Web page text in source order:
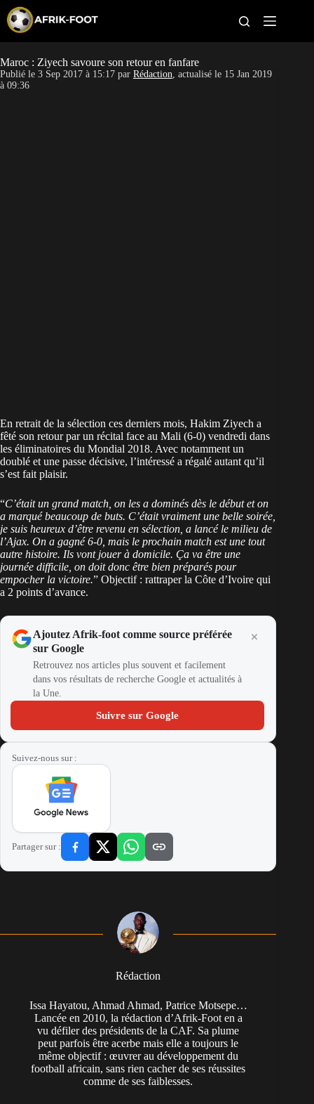
p
t
o
c
CAN féminine
Maroc : Ziyech savoure son retour en fanfare
Publié le 3 Sep 2017 à 15:17 par Rédaction, actualisé le 15 Jan 2019
à 09:36
En retrait de la sélection ces derniers mois, Hakim Ziyech a
fêté son retour par un récital face au Mali (6-0) vendredi dans
les éliminatoires du Mondial 2018. Avec notamment un
doublé et une passe décisive, l’intéressé a régalé autant qu’il
s’est fait plaisir.
“C’était un grand match, on les a dominés dès le début et on
a marqué beaucoup de buts. C’était vraiment une belle soirée,
je suis heureux d’être revenu en sélection, a lancé le milieu de
l’Ajax. On a gagné 6-0, mais le prochain match est une tout
autre histoire. Ils vont jouer à domicile. Ça va être une
journée difficile, on doit donc être bien préparés pour
empocher la victoire.” Objectif : rattraper la Côte d’Ivoire qui
a 2 points d’avance.
Ajoutez Afrik-foot comme source préférée
sur Google
Retrouvez nos articles plus souvent et facilement
dans vos résultats de recherche Google et actualités à
la Une.
Suivre sur Google
Suivez-nous sur :
Partager sur :
Rédaction
Issa Hayatou, Ahmad Ahmad, Patrice Motsepe…
Lancée en 2010, la rédaction d’Afrik-Foot en a
vu défiler des présidents de la CAF. Sa plume
peut parfois être acerbe mais elle a toujours le
même objectif : œuvrer au développement du
football africain, sans rien cacher de ses réussites
comme de ses faiblesses.